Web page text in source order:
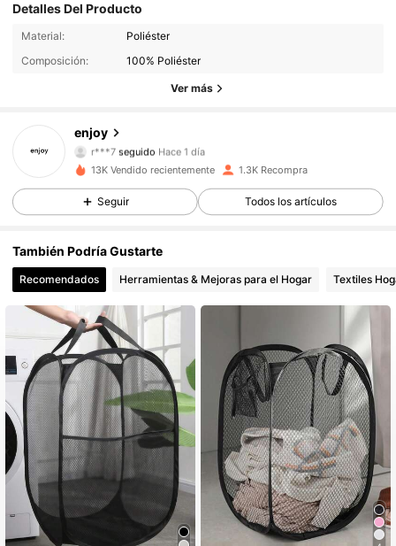
Detalles Del Producto
Material:
Poliéster
Composición:
100% Poliéster
Ver más
enjoy
4,92 1.4K Seguidores
r***7seguido
4,92
1.4K Seguidores
4,92 1.4K Seguidores
4,92
4,92 1.4K Seguidores
4,92 1.4K Seguidores
4,92 1.4K Seguidores
4,92 1.4K Seguidores
4,92 1.4K Seguidores
13K Vendido recientemente 1.3K Recompra
Seguir Todos los artículos
También Podría Gustarte
Recomendados Herramientas & Mejoras para el Hogar Textiles